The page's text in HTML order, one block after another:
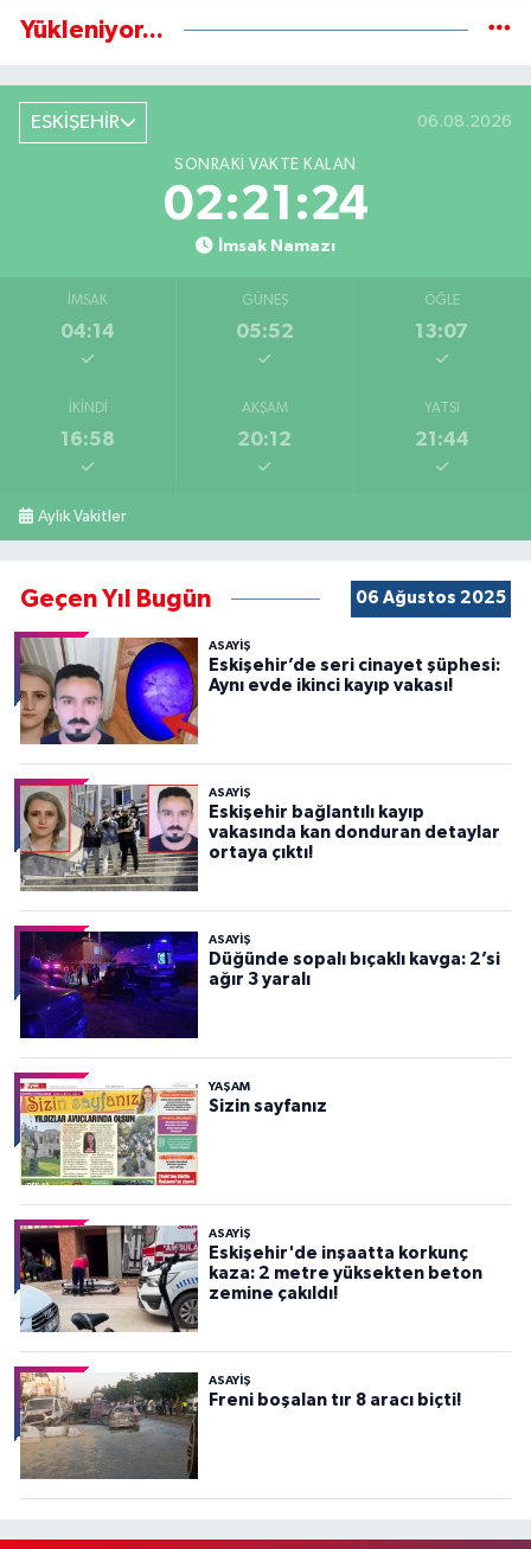
Yükleniyor...
ESKİŞEHİR 06.08.2026
SONRAKI VAKTE KALAN
02:21:23
İmsak Namazı
İMSAK
04:14
GÜNEŞ
05:52
ÖĞLE
13:07
İKINDI
16:58
AKŞAM
20:12
YATSI
21:44
Aylık Vakitler
Geçen Yıl Bugün 06 Ağustos 2025
ASAYİŞ
Eskişehir’de seri cinayet şüphesi:
Aynı evde ikinci kayıp vakası!
ASAYİŞ
Eskişehir bağlantılı kayıp
vakasında kan donduran detaylar
ortaya çıktı!
ASAYİŞ
Düğünde sopalı bıçaklı kavga: 2’si
ağır 3 yaralı
YAŞAM
Sizin sayfanız
ASAYİŞ
Eskişehir'de inşaatta korkunç
kaza: 2 metre yüksekten beton
zemine çakıldı!
ASAYİŞ
Freni boşalan tır 8 aracı biçti!